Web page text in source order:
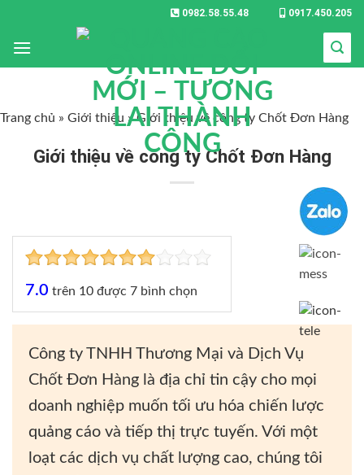
0982.58.55.48 0917.450.205
Trang chủ » Giới thiệu »Giới thiệu về công ty Chốt Đơn Hàng
Giới thiệu về công ty Chốt Đơn Hàng
7.0 trên 10 được 7 bình chọn
Công ty TNHH Thương Mại và Dịch Vụ
Chốt Đơn Hàng là địa chỉ tin cậy cho mọi
doanh nghiệp muốn tối ưu hóa chiến lược
quảng cáo và tiếp thị trực tuyến. Với một
loạt các dịch vụ chất lượng cao, chúng tôi